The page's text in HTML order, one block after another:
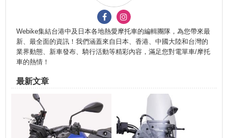
Webike集結台港中及日本各地熱愛摩托車的編輯團隊，為您帶來最
新、最全面的資訊！我們涵蓋來自日本、香港、中國大陸和台灣的
業界動態、新車發布、騎行活動等精彩內容，滿足您對電單車/摩托
車的熱情！
最新文章